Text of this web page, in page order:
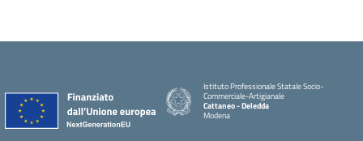
Istituto Professionale Statale Socio-
Commerciale-Artigianale
Cattaneo - Deledda
Modena